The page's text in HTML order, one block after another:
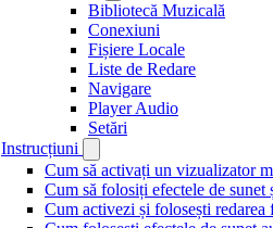
Bibliotecă Muzicală
Conexiuni
Fișiere Locale
Liste de Redare
Navigare
Player Audio
Setări
Instrucțiuni
Cum să activați un vizualizator
Cum să folosiți efectele de
Cum activezi și folosești redarea